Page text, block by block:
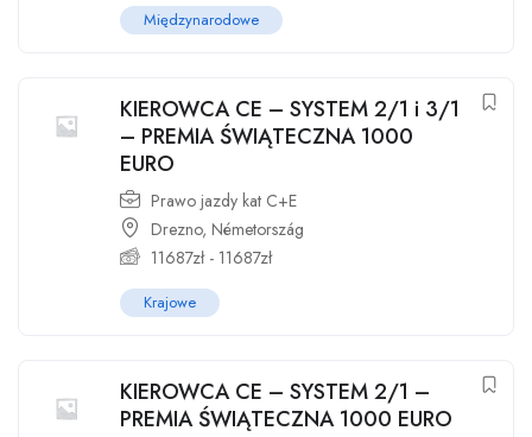
Międzynarodowe
KIEROWCA CE – SYSTEM 2/1 i 3/1
– PREMIA ŚWIĄTECZNA 1000
EURO
Prawo jazdy kat C+E
Drezno, Németország
11687zł- 11687zł
Krajowe
KIEROWCA CE – SYSTEM 2/1 –
PREMIA ŚWIĄTECZNA 1000 EURO